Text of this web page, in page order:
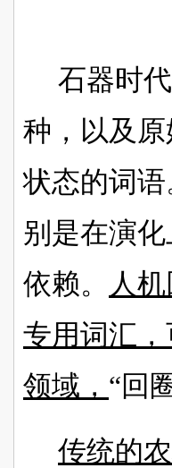
石器时
种，以及
状态的词
别是在演
依赖。
人
专用词汇
领域， “回
传统的